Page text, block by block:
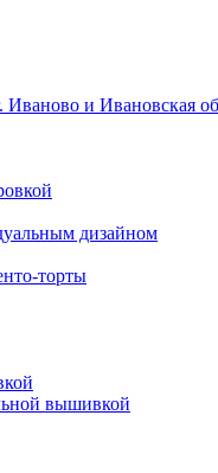
Иваново и Ивановская
дизайном
торты
вышивкой